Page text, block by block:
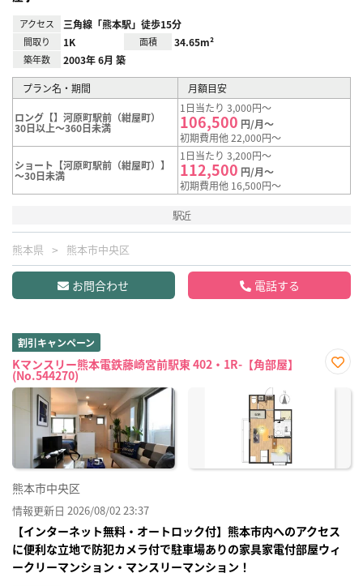
アクセス 三角線「熊本駅」徒歩15分
間取り 1K 面積 34.65m²
築年数 2003年 6月 築
プラン名・期間 月額目安
ロング【】河原町駅前（紺屋町）
30日以上～360日未満
1日当たり 3,000円～
106,500 円/月～
初期費用他 22,000円～
ショート【河原町駅前（紺屋町）】
～30日未満
1日当たり 3,200円～
112,500 円/月～
初期費用他 16,500円～
駅近
熊本県 熊本市中央区
お問合わせ 電話する
割引キャンペーン
Kマンスリー熊本電鉄藤崎宮前駅東 402・1R-【角部屋】
(No.544270)
に入
熊本市中央区
情報更新日 2026/08/02 23:37
【インターネット無料・オートロック付】熊本市内へのアクセス
に便利な立地で防犯カメラ付で駐車場ありの家具家電付部屋ウィ
ークリーマンション・マンスリーマンション！